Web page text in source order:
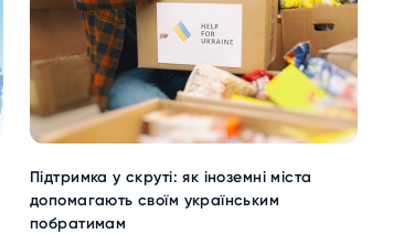
Підтримка у скруті: як іноземні міста
допомагають своїм українським
побратимам